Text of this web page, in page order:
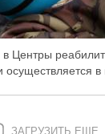
Центры
в
ЗАГРУЗИТЬ ЕЩЕ